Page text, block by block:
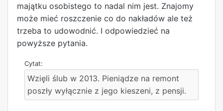
majątku osobistego to nadal nim jest. Znajomy
może mieć roszczenie co do nakładów ale też
trzeba to udowodnić. I odpowiedzieć na
powyższe pytania.
Wzięli ślub w 2013. Pieniądze na remont
poszły wyłącznie z jego kieszeni, z pensji.